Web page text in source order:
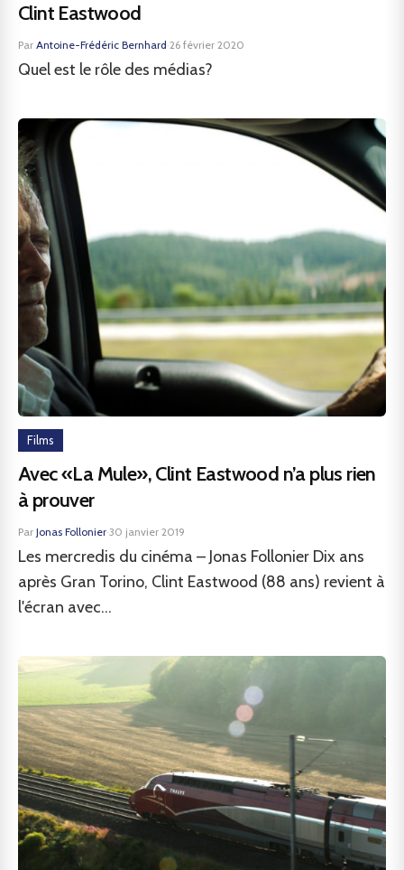
Clint Eastwood
Par Antoine-Frédéric Bernhard·26 février 2020
Quel est le rôle des médias?
Films
Avec «La Mule», Clint Eastwood n’a plus rien
à prouver
Par Jonas Follonier·30 janvier 2019
Les mercredis du cinéma – Jonas Follonier Dix ans
après Gran Torino, Clint Eastwood (88 ans) revient à
l'écran avec...